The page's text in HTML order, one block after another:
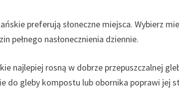
preferują słoneczne miejsca. Wybierz
pełnego nasłonecznienia dziennie.
najlepiej rosną w dobrze przepuszczalnej
do gleby kompostu lub obornika poprawi jej